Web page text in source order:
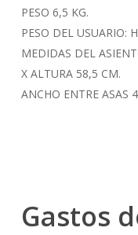
PESO 6,5 KG.
PESO DEL USUARIO:
MEDIDAS DEL
X ALTURA 58,5 CM.
ANCHO ENTRE ASAS
Gastos